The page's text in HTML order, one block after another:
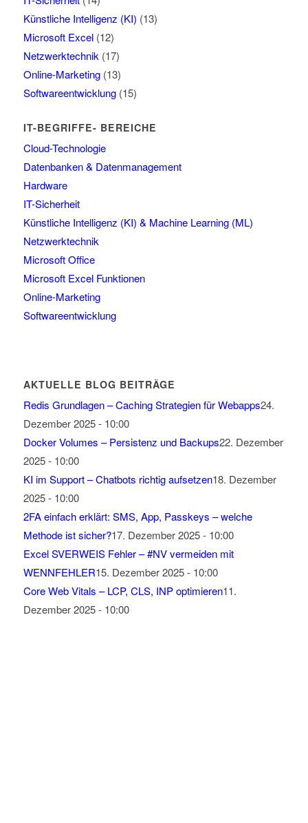
Künstliche Intelligenz (KI) (13)
Microsoft Excel(12)
Netzwerktechnik (17)
Online-Marketing(13)
Softwareentwicklung(15)
IT-BEGRIFFE- BEREICHE
Cloud-Technologie
Datenbanken & Datenmanagement
Hardware
IT-Sicherheit
Künstliche Intelligenz (KI) & Machine Learning (ML)
Netzwerktechnik
Microsoft Office
Microsoft Excel Funktionen
Online-Marketing
Softwareentwicklung
AKTUELLE BLOG BEITRÄGE
Redis Grundlagen – Caching Strategien für Webapps24.
Dezember 2025 - 10:00
Docker Volumes – Persistenz und Backups22. Dezember
2025 - 10:00
KI im Support – Chatbots richtig aufsetzen18. Dezember
2025 - 10:00
2FA einfach erklärt: SMS, App, Passkeys – welche
Methode ist sicher?17. Dezember 2025 - 10:00
Excel SVERWEIS Fehler – #NV vermeiden mit
WENNFEHLER15. Dezember 2025 - 10:00
Core Web Vitals – LCP, CLS, INP optimieren11.
Dezember 2025 - 10:00